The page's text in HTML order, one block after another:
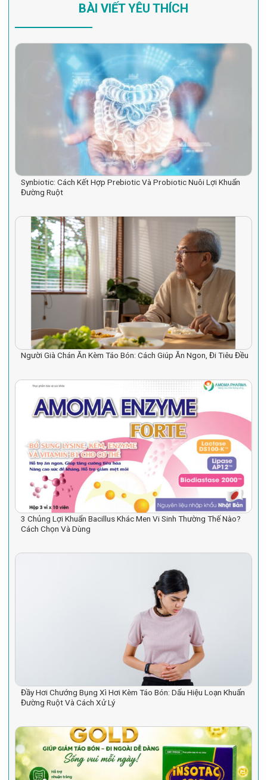
BÀI VIẾT YÊU THÍCH
Synbiotic: Cách Kết Hợp Prebiotic Và Probiotic Nuôi Lợi Khuẩn
Đường Ruột
Người Già Chán Ăn Kèm Táo Bón: Cách Giúp Ăn Ngon, Đi Tiêu Đều
3 Chủng Lợi Khuẩn Bacillus Khác Men Vi Sinh Thường Thế Nào?
Cách Chọn Và Dùng
Đầy Hơi Chướng Bụng Xì Hơi Kèm Táo Bón: Dấu Hiệu Loạn Khuẩn
Đường Ruột Và Cách Xử Lý